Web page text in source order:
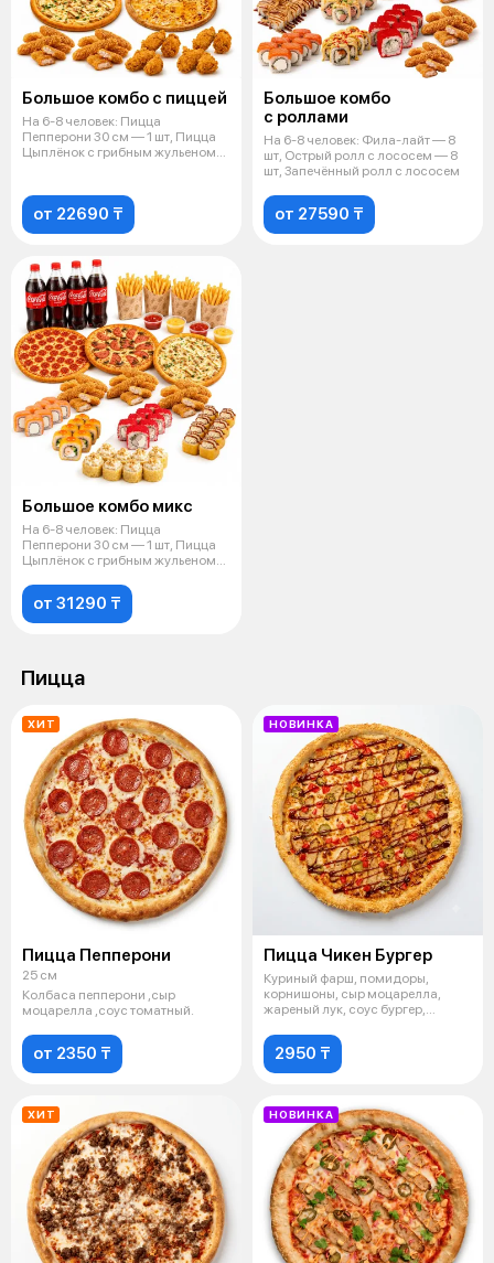
Большое комбо с пиццей
На 6-8 человек: Пицца
Пепперони 30 см — 1 шт, Пицца
Цыплёнок с грибным жульеном
от 22690 ₸
Большое комбо
с роллами
На 6-8 человек: Фила-лайт — 8
шт, Острый ролл с лососем — 8
шт, Запечённый ролл с лососем
от 27590 ₸
Большое комбо микс
На 6-8 человек: Пицца
Пепперони 30 см — 1 шт, Пицца
Цыплёнок с грибным жульеном
от 31290 ₸
Пицца
ХИТ
Пицца Пепперони
25 см
Колбаса пепперони ,сыр
моцарелла ,соус томатный.
от 2350 ₸
НОВИНКА
Пицца Чикен Бургер
Куриный фарш, помидоры,
корнишоны, сыр моцарелла,
жареный лук, соус бургер,
2950 ₸
ХИТ НОВИНКА